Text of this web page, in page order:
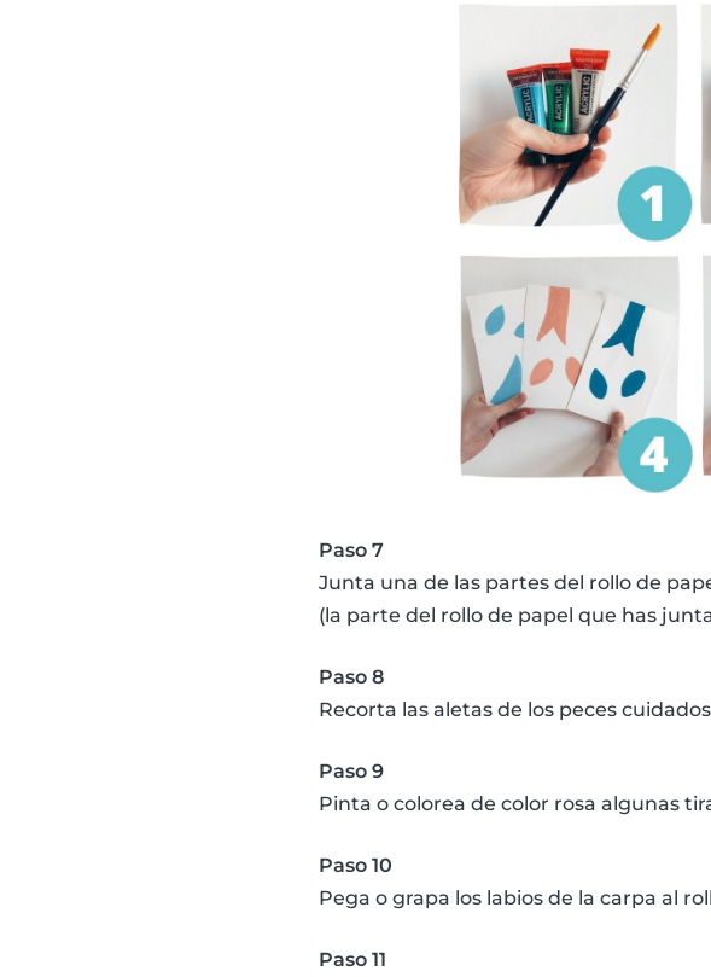
Paso 7
Junta una de las partes del rollo de
(la parte del rollo de papel que has
Paso 8
Recorta las aletas de los peces
Paso 9
Pinta o colorea de color rosa algunas
Paso 10
Pega o grapa los labios de la carpa al
Paso 11